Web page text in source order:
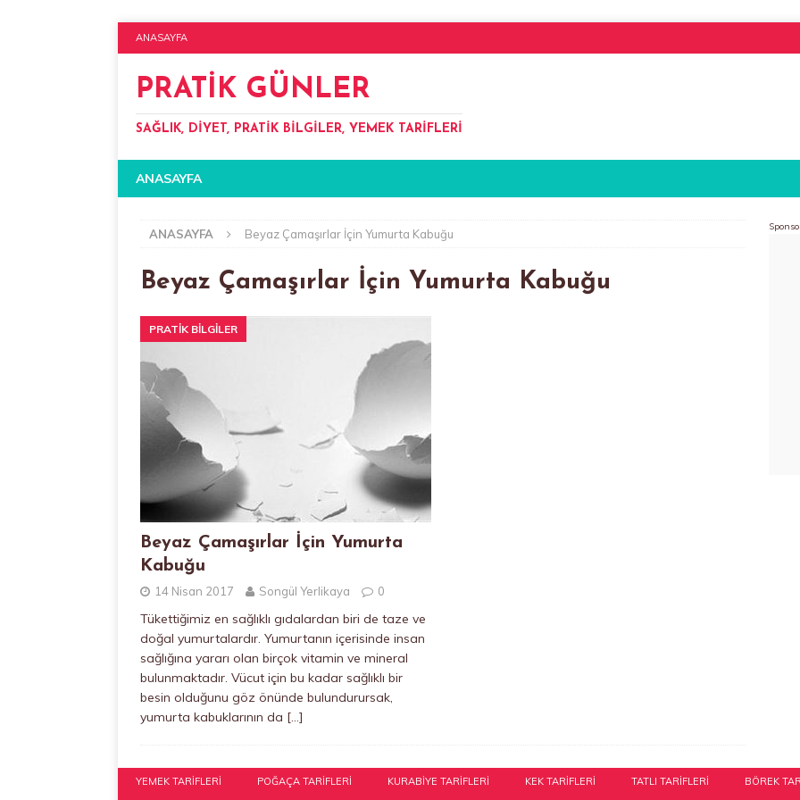
ANASAYFA
PRATIK GÜNLER
SAĞLIK, DIYET, PRATIK BILGILER, YEMEK TARIFLERI
ANASAYFA
ANASAYFA Beyaz Çamaşırlar İçin Yumurta Kabuğu
Beyaz Çamaşırlar İçin Yumurta Kabuğu
PRATIK BILGILER
Beyaz Çamaşırlar İçin Yumurta
Kabuğu
14 Nisan 2017 Songül Yerlikaya 0
Tükettiğimiz en sağlıklı gıdalardan biri de taze ve
doğal yumurtalardır. Yumurtanın içerisinde insan
sağlığına yararı olan birçok vitamin ve mineral
bulunmaktadır. Vücut için bu kadar sağlıklı bir
besin olduğunu göz önünde bulundurursak,
yumurta kabuklarının da […]
YEMEK TARIFLERI POĞAÇA TARIFLERI KURABIYE TARIFLERI KEK TARIFLERI TATLI TARIFLERI BÖREK